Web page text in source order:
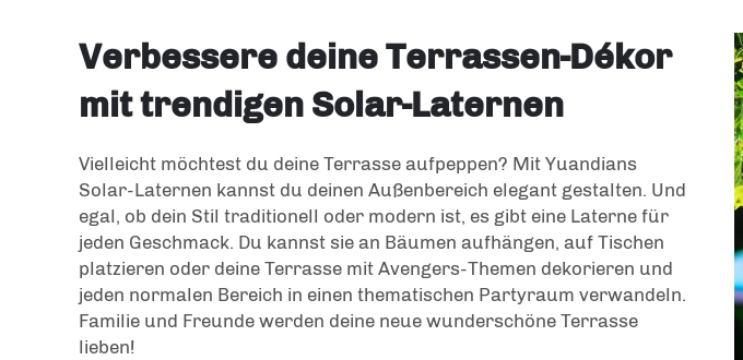
Verbessere deine Terrassen-Dékor
mit trendigen Solar-Laternen
Vielleicht möchtest du deine Terrasse aufpeppen? Mit Yuandians
Solar-Laternen kannst du deinen Außenbereich elegant gestalten. Und
egal, ob dein Stil traditionell oder modern ist, es gibt eine Laterne für
jeden Geschmack. Du kannst sie an Bäumen aufhängen, auf Tischen
platzieren oder deine Terrasse mit Avengers-Themen dekorieren und
jeden normalen Bereich in einen thematischen Partyraum verwandeln.
Familie und Freunde werden deine neue wunderschöne Terrasse
lieben!